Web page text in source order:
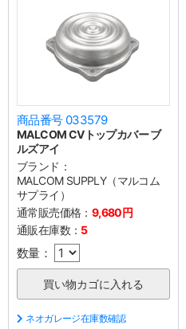
商品番号 033579
MALCOM CVトップカバー ブ
ルズアイ
ブランド：
MALCOM SUPPLY（マルコム
サプライ）
通常販売価格： 9,680円
通販在庫数： 5
数量：
ネオガレージ在庫数確認